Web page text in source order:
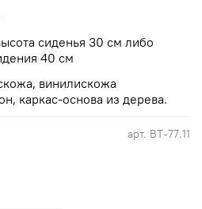
арт. ВТ-77.11
сиденья 30 см либо
40 см
винилискожа
каркас-основа из дерева.